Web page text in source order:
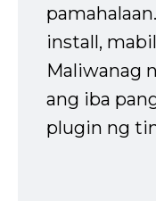
install,
Maliwanag
ang iba
plugin ng